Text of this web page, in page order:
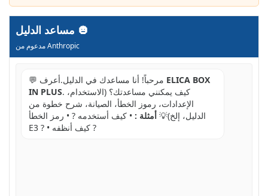
مدعوم من Anthropic
💬 مرحباً! أنا مساعدك في الدليل.أعرف ELICA BOX
IN PLUS. كيف يمكنني مساعدتك؟ (الاستخدام،
الإعدادات، رموز الخطأ، الصيانة، شرح خطوة من
الدليل، إلخ)💡 أمثلة : • كيف أستخدمه ? • رمز الخطأ
E3 ? • كيف أنظفه ?